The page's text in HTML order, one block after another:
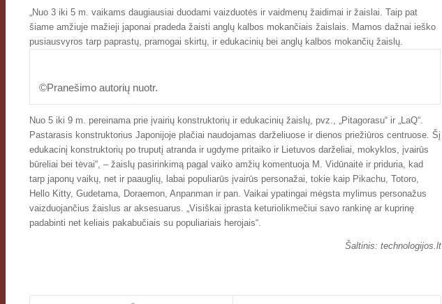
„Nuo 3 iki 5 m. vaikams daugiausiai duodami vaizduotės ir vaidmenų žaidimai ir žaislai. Taip pat
šiame amžiuje mažieji japonai pradeda žaisti anglų kalbos mokančiais žaislais. Mamos dažnai ieško
pusiausvyros tarp paprastų, pramogai skirtų, ir edukacinių bei anglų kalbos mokančių žaislų.
©Pranešimo autorių nuotr.
Nuo 5 iki 9 m. pereinama prie įvairių konstruktorių ir edukacinių žaislų, pvz., „Pitagorasu“ ir „LaQ“.
Pastarasis konstruktorius Japonijoje plačiai naudojamas darželiuose ir dienos priežiūros centruose. Šį
edukacinį konstruktorių po truputį atranda ir ugdyme pritaiko ir Lietuvos darželiai, mokyklos, įvairūs
būreliai bei tėvai“, – žaislų pasirinkimą pagal vaiko amžių komentuoja M. Vidūnaitė ir priduria, kad
tarp japonų vaikų, net ir paauglių, labai populiarūs įvairūs personažai, tokie kaip Pikachu, Totoro,
Hello Kitty, Gudetama, Doraemon, Anpanman ir pan. Vaikai ypatingai mėgsta mylimus personažus
vaizduojančius žaislus ar aksesuarus. „Visiškai įprasta keturiolikmečiui savo rankinę ar kuprinę
padabinti net keliais pakabučiais su populiariais herojais“.
Šaltinis: technologijos.lt